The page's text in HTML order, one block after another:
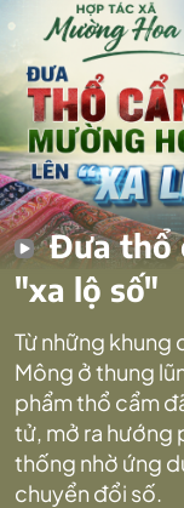
Đưa thổ
"xa lộ số"
Từ những
Mông ở thung
phẩm thổ cẩm
tử, mở ra hướng
thống nhờ ứng
chuyển đổi số.